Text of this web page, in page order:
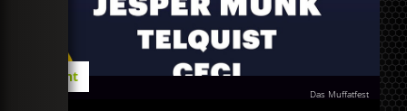
Das Muffatfest
Event